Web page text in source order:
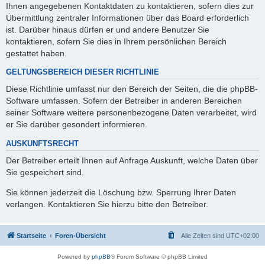
Ihnen angegebenen Kontaktdaten zu kontaktieren, sofern dies zur
Übermittlung zentraler Informationen über das Board erforderlich
ist. Darüber hinaus dürfen er und andere Benutzer Sie
kontaktieren, sofern Sie dies in Ihrem persönlichen Bereich
gestattet haben.
GELTUNGSBEREICH DIESER RICHTLINIE
Diese Richtlinie umfasst nur den Bereich der Seiten, die die phpBB-
Software umfassen. Sofern der Betreiber in anderen Bereichen
seiner Software weitere personenbezogene Daten verarbeitet, wird
er Sie darüber gesondert informieren.
AUSKUNFTSRECHT
Der Betreiber erteilt Ihnen auf Anfrage Auskunft, welche Daten über
Sie gespeichert sind.
Sie können jederzeit die Löschung bzw. Sperrung Ihrer Daten
verlangen. Kontaktieren Sie hierzu bitte den Betreiber.
Startseite Foren-Übersicht Alle Zeiten sind UTC+02:00
Powered by phpBB® Forum Software © phpBB Limited